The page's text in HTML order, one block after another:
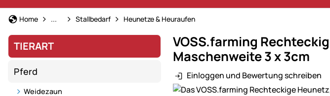
Home Pferd
... Stallbedarf Heunetze & Heuraufen
TIERART
Pferd
Weidezaun
VOSS.farming
Maschenweite 3 x 3cm
Einloggen und Bewertung schreiben
Produktgalerie